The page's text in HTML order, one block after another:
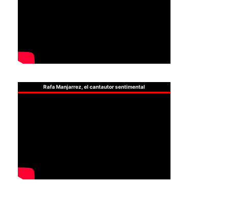
Rafa Manjarrez, el cantautor sentimental